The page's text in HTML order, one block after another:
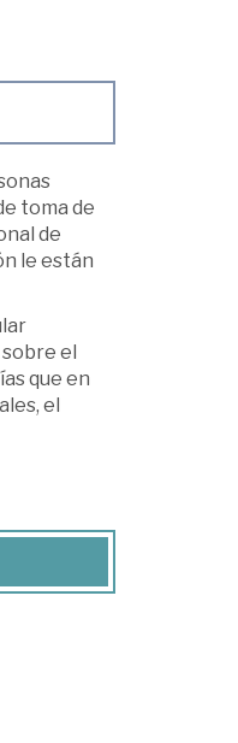
toma de
de
le están
el
que en
el